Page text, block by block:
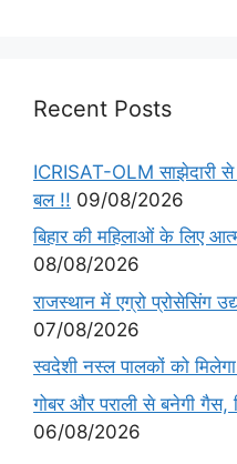
Recent Posts
ICRISAT-OLM साझेदारी से
बल !! 09/08/2026
बिहार की महिलाओं के लिए
08/08/2026
राजस्थान में एग्रो प्रोसेसिंग
07/08/2026
स्वदेशी नस्ल पालकों को मिलेगा
गोबर और पराली से बनेगी गैस,
06/08/2026